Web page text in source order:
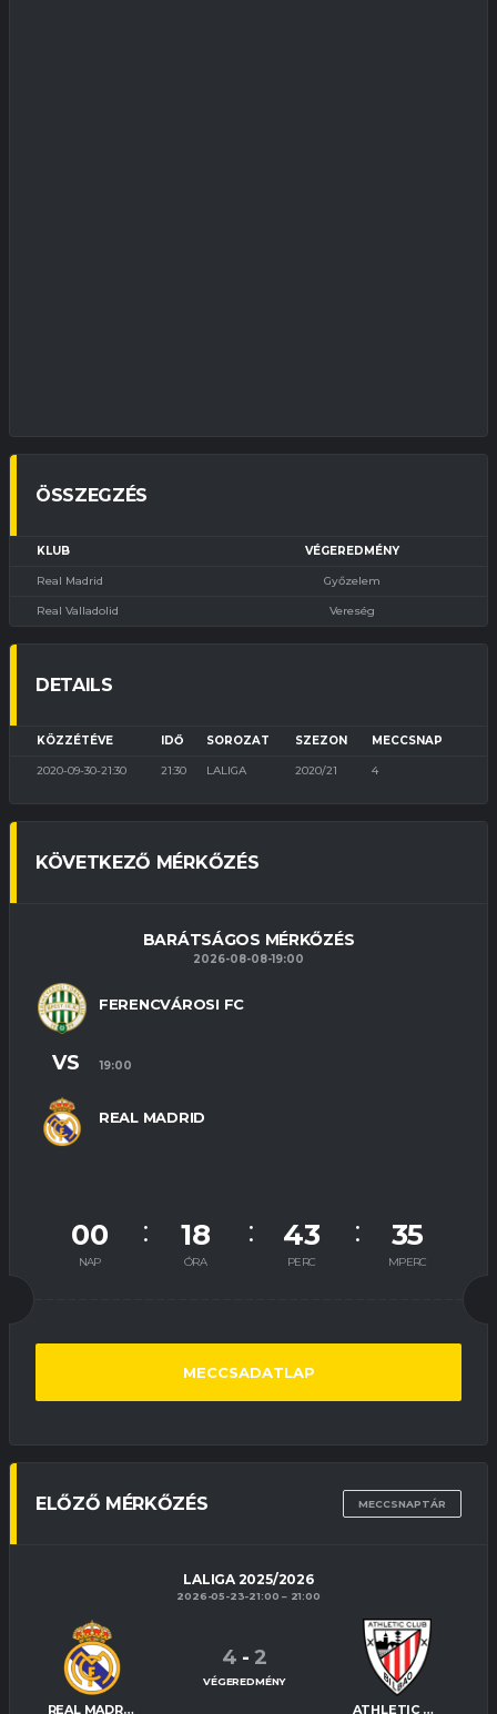
ÖSSZEGZÉS
KLUB VÉGEREDMÉNY
Real Madrid Győzelem
Real Valladolid Vereség
DETAILS
KÖZZÉTÉVE IDŐ SOROZAT SZEZON MECCSNAP
2020-09-30-21:30 21:30 LALIGA 2020/21 4
KÖVETKEZŐ MÉRKŐZÉS
BARÁTSÁGOS MÉRKŐZÉS
2026-08-08-19:00
FERENCVÁROSI FC
REAL MADRID
VS 19:00
00
NAP
18
ÓRA
43
PERC
34
MPERC
MECCSADATLAP
ELŐZŐ MÉRKŐZÉS MECCSNAPTÁR
LALIGA 2025/2026
2026-05-23-21:00 21:00
REAL MADRID ATHLETIC BILBAO
4 - 2
VÉGEREDMÉNY